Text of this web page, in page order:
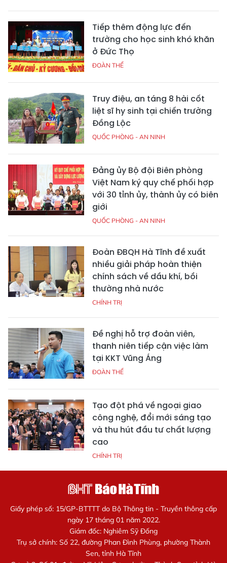
Tiếp thêm động lực đến
trường cho học sinh khó khăn
ở Đức Thọ
ĐOÀN THỂ
Truy điệu, an táng 8 hài cốt
liệt sĩ hy sinh tại chiến trường
Đồng Lộc
QUỐC PHÒNG - AN NINH
Đảng ủy Bộ đội Biên phòng
Việt Nam ký quy chế phối hợp
với 30 tỉnh ủy, thành ủy có biên
giới
QUỐC PHÒNG - AN NINH
Đoàn ĐBQH Hà Tĩnh đề xuất
nhiều giải pháp hoàn thiện
chính sách về dầu khí, bồi
thường nhà nước
CHÍNH TRỊ
Đề nghị hỗ trợ đoàn viên,
thanh niên tiếp cận việc làm
tại KKT Vũng Áng
ĐOÀN THỂ
Tạo đột phá về ngoại giao
công nghệ, đổi mới sáng tạo
và thu hút đầu tư chất lượng
cao
CHÍNH TRỊ
Giấy phép số: 15/GP-BTTTT do Bộ Thông tin - Truyền thông cấp
ngày 17 tháng 01 năm 2022.
Giám đốc: Nghiêm Sỹ Đống
Trụ sở chính: Số 22, đường Phan Đình Phùng, phường Thành
Sen, tỉnh Hà Tĩnh